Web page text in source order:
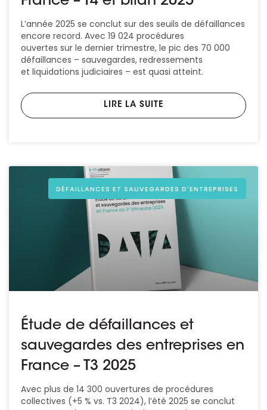
L’année 2025 se conclut sur des seuils de défaillances
encore record. Avec 19 024 procédures
ouvertes sur le dernier trimestre, le pic des 70 000
défaillances – sauvegardes, redressements
et liquidations judiciaires – est quasi atteint.
LIRE LA SUITE
DÉFAILLANCES ET SAUVEGARDES D'ENTREPRISES
Étude de défaillances et
sauvegardes des entreprises en
France – T3 2025
Avec plus de 14 300 ouvertures de procédures
collectives (+5 % vs. T3 2024), l’été 2025 se conclut